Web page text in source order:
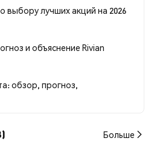
выбору лучших акций на 2026
и объяснение Rivian
обзор, прогноз,
Больше